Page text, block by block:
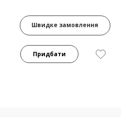
Швидке замовлення
Придбати